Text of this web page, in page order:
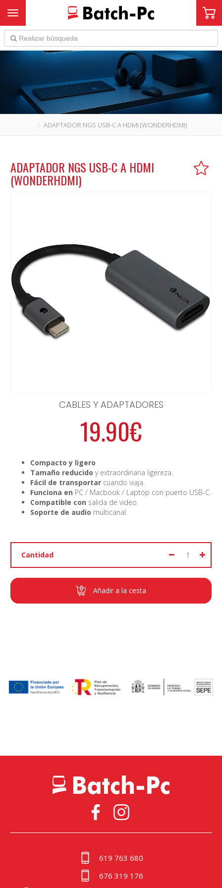
Toggle navigation
ADAPTADOR NGS USB-C A HDMI (WONDERHDMI)
ADAPTADOR NGS USB-C A HDMI
(WONDERHDMI)
CABLES Y ADAPTADORES
19.90€
Compacto y ligero
Tamaño reducido y extraordinaria ligereza.
Fácil de transportar cuando viaja.
Funciona en PC / Macbook / Laptop con puerto USB-C.
Compatible con salida de video.
Soporte de audio multicanal.
Cantidad
Añadir a la cesta
619 763 680
676 319 176